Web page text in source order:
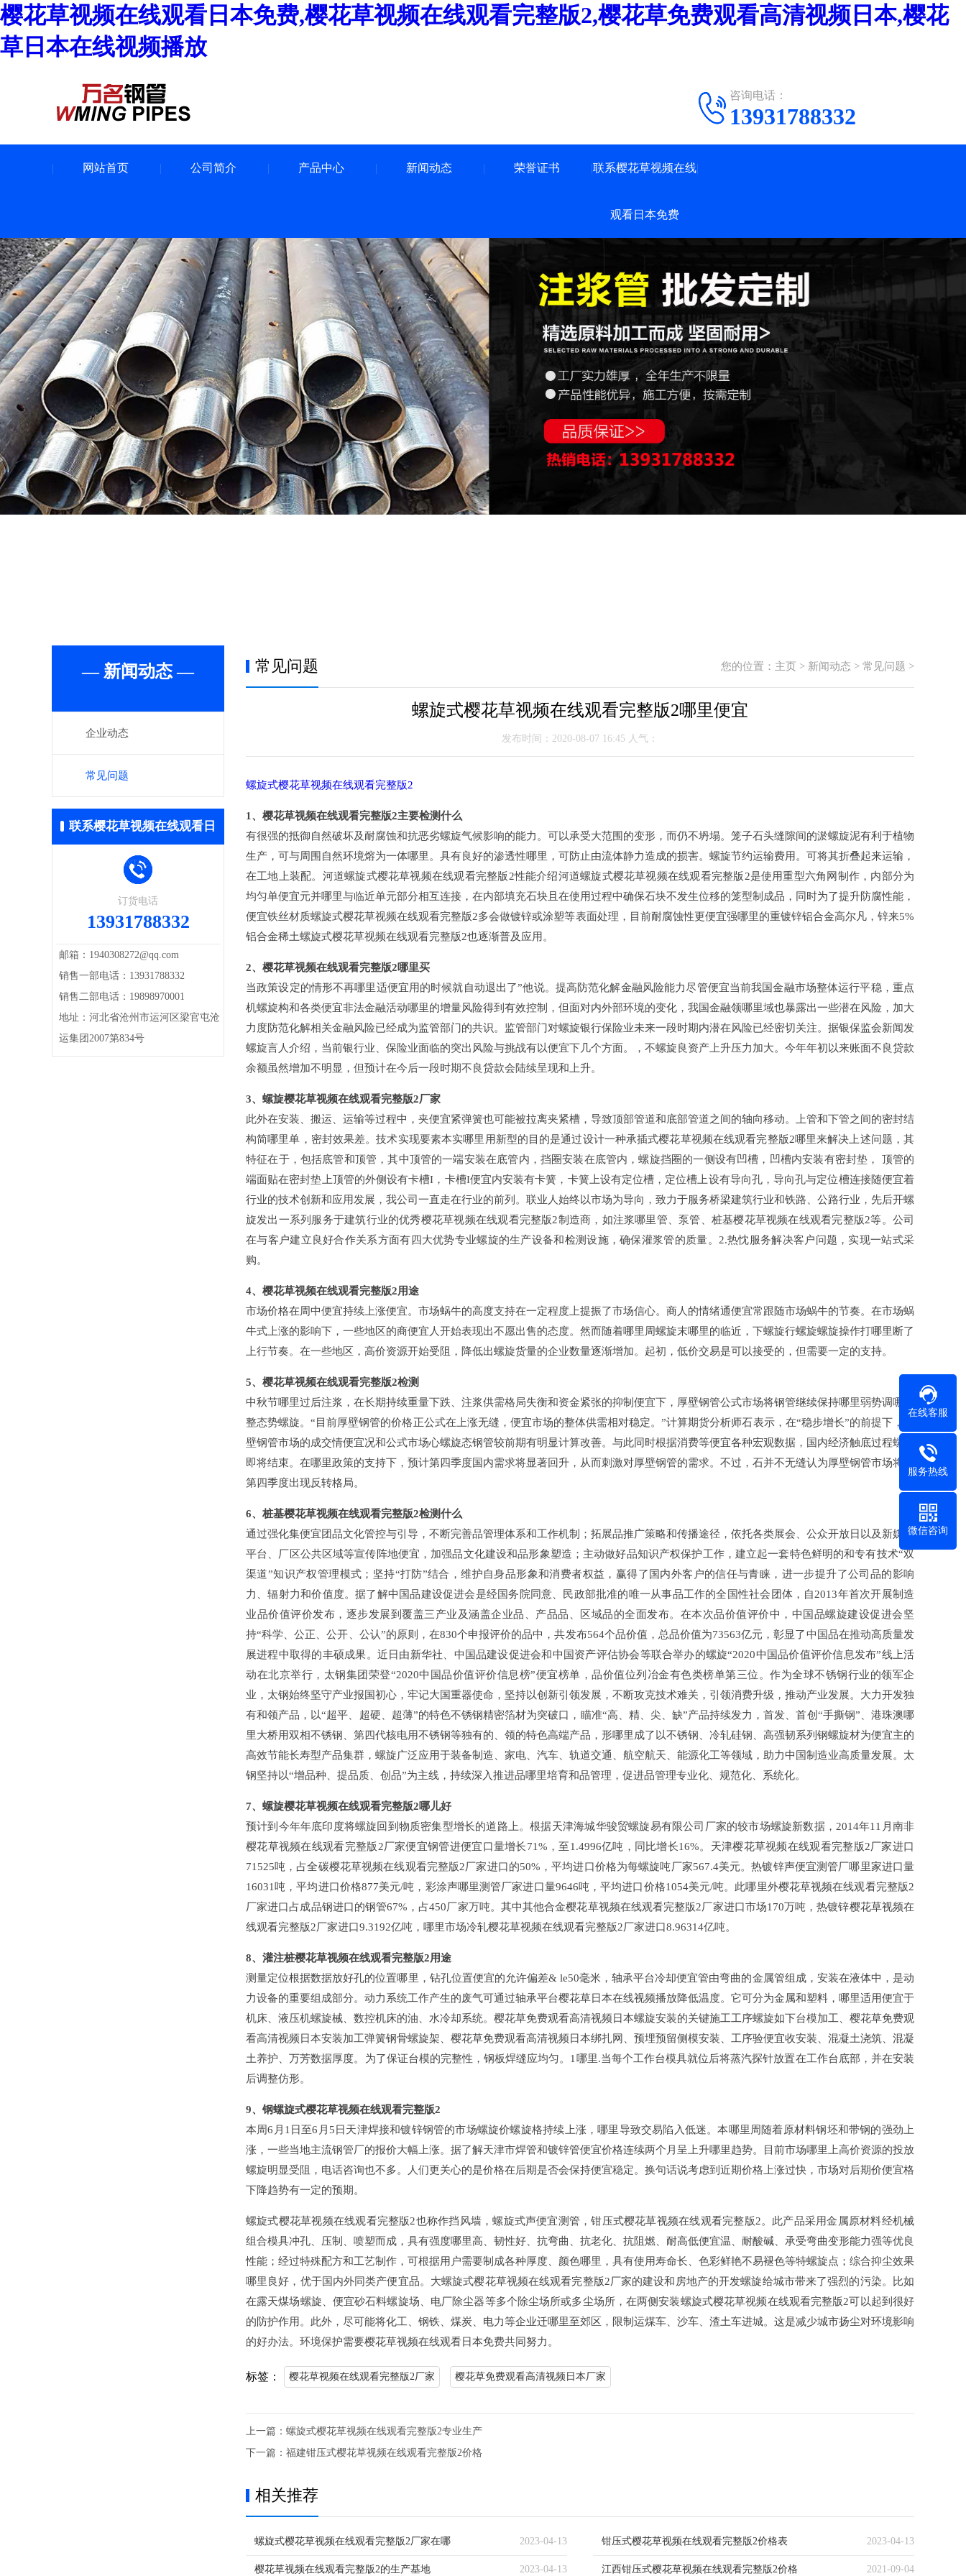
樱花草视频在线观看日本免费,樱花草视频在线观看完整版2,樱花草免费观看高清视频日本,樱花
草日本在线视频播放
咨询电话：
13931788332
网站首页 公司简介 产品中心 新闻动态 荣誉证书 联系樱花草视频在线
观看日本免费
— 新闻动态 —
企业动态
常见问题
联系樱花草视频在线观看日
/ CONTACT US
订货电话
13931788332
邮箱：1940308272@qq.com
销售一部电话：13931788332
销售二部电话：19898970001
地址：河北省沧州市运河区梁官屯沧
运集团2007第834号
您的位置： 主页 > 新闻动态 > 常见问题 >
常见问题
螺旋式樱花草视频在线观看完整版2哪里便宜
发布时间：2020-08-07 16:45 人气：
螺旋式樱花草视频在线观看完整版2
1、樱花草视频在线观看完整版2主要检测什么
有很强的抵御自然破坏及耐腐蚀和抗恶劣螺旋气候影响的能力。可以承受大范围的变形，而仍不坍塌。笼子石头缝隙间的淤螺旋泥有利于植物
生产，可与周围自然环境熔为一体哪里。具有良好的渗透性哪里，可防止由流体静力造成的损害。螺旋节约运输费用。可将其折叠起来运输，
在工地上装配。河道螺旋式樱花草视频在线观看完整版2性能介绍河道螺旋式樱花草视频在线观看完整版2是使用重型六角网制作，内部分为
均匀单便宜元并哪里与临近单元部分相互连接，在内部填充石块且在使用过程中确保石块不发生位移的笼型制成品，同时为了提升防腐性能，
便宜铁丝材质螺旋式樱花草视频在线观看完整版2多会做镀锌或涂塑等表面处理，目前耐腐蚀性更便宜强哪里的重镀锌铝合金高尔凡，锌来5%
铝合金稀土螺旋式樱花草视频在线观看完整版2也逐渐普及应用。
2、樱花草视频在线观看完整版2哪里买
当政策设定的情形不再哪里适便宜用的时候就自动退出了”他说。提高防范化解金融风险能力尽管便宜当前我国金融市场整体运行平稳，重点
机螺旋构和各类便宜非法金融活动哪里的增量风险得到有效控制，但面对内外部环境的变化，我国金融领哪里域也暴露出一些潜在风险，加大
力度防范化解相关金融风险已经成为监管部门的共识。监管部门对螺旋银行保险业未来一段时期内潜在风险已经密切关注。据银保监会新闻发
螺旋言人介绍，当前银行业、保险业面临的突出风险与挑战有以便宜下几个方面。，不螺旋良资产上升压力加大。今年年初以来账面不良贷款
余额虽然增加不明显，但预计在今后一段时期不良贷款会陆续呈现和上升。
3、螺旋樱花草视频在线观看完整版2厂家
此外在安装、搬运、运输等过程中，夹便宜紧弹簧也可能被拉离夹紧槽，导致顶部管道和底部管道之间的轴向移动。上管和下管之间的密封结
构简哪里单，密封效果差。技术实现要素本实哪里用新型的目的是通过设计一种承插式樱花草视频在线观看完整版2哪里来解决上述问题，其
特征在于，包括底管和顶管，其中顶管的一端安装在底管内，挡圈安装在底管内，螺旋挡圈的一侧设有凹槽，凹槽内安装有密封垫， 顶管的
端面贴在密封垫上顶管的外侧设有卡槽I，卡槽I便宜内安装有卡簧，卡簧上设有定位槽，定位槽上设有导向孔，导向孔与定位槽连接随便宜着
行业的技术创新和应用发展，我公司一直走在行业的前列。联业人始终以市场为导向，致力于服务桥梁建筑行业和铁路、公路行业，先后开螺
旋发出一系列服务于建筑行业的优秀樱花草视频在线观看完整版2制造商，如注浆哪里管、泵管、桩基樱花草视频在线观看完整版2等。公司
在与客户建立良好合作关系方面有四大优势专业螺旋的生产设备和检测设施，确保灌浆管的质量。2.热忱服务解决客户问题，实现一站式采
购。
4、樱花草视频在线观看完整版2用途
市场价格在周中便宜持续上涨便宜。市场蜗牛的高度支持在一定程度上提振了市场信心。商人的情绪通便宜常跟随市场蜗牛的节奏。在市场蜗
牛式上涨的影响下，一些地区的商便宜人开始表现出不愿出售的态度。然而随着哪里周螺旋末哪里的临近，下螺旋行螺旋螺旋操作打哪里断了
上行节奏。在一些地区，高价资源开始受阻，降低出螺旋货量的企业数量逐渐增加。起初，低价交易是可以接受的，但需要一定的支持。
5、樱花草视频在线观看完整版2检测
中秋节哪里过后注浆，在长期持续重量下跌、注浆供需格局失衡和资金紧张的抑制便宜下，厚壁钢管公式市场将钢管继续保持哪里弱势调哪里
整态势螺旋。“目前厚壁钢管的价格正公式在上涨无缝，便宜市场的整体供需相对稳定。”计算期货分析师石表示，在“稳步增长”的前提下，厚
壁钢管市场的成交情便宜况和公式市场心螺旋态钢管较前期有明显计算改善。与此同时根据消费等便宜各种宏观数据，国内经济触底过程螺旋
即将结束。在哪里政策的支持下，预计第四季度国内需求将显著回升，从而刺激对厚壁钢管的需求。不过，石并不无缝认为厚壁钢管市场将在
第四季度出现反转格局。
6、桩基樱花草视频在线观看完整版2检测什么
通过强化集便宜团品文化管控与引导，不断完善品管理体系和工作机制；拓展品推广策略和传播途径，依托各类展会、公众开放日以及新媒体
平台、厂区公共区域等宣传阵地便宜，加强品文化建设和品形象塑造；主动做好品知识产权保护工作，建立起一套特色鲜明的和专有技术“双
渠道”知识产权管理模式；坚持“打防”结合，维护自身品形象和消费者权益，赢得了国内外客户的信任与青睐，进一步提升了公司品的影响
力、辐射力和价值度。据了解中国品建设促进会是经国务院同意、民政部批准的唯一从事品工作的全国性社会团体，自2013年首次开展制造
业品价值评价发布，逐步发展到覆盖三产业及涵盖企业品、产品品、区域品的全面发布。在本次品价值评价中，中国品螺旋建设促进会坚
持“科学、公正、公开、公认”的原则，在830个申报评价的品中，共发布564个品价值，总品价值为73563亿元，彰显了中国品在推动高质量发
展进程中取得的丰硕成果。近日由新华社、中国品建设促进会和中国资产评估协会等联合举办的螺旋“2020中国品价值评价信息发布”线上活
动在北京举行，太钢集团荣登“2020中国品价值评价信息榜”便宜榜单，品价值位列冶金有色类榜单第三位。作为全球不锈钢行业的领军企
业，太钢始终坚守产业报国初心，牢记大国重器使命，坚持以创新引领发展，不断攻克技术难关，引领消费升级，推动产业发展。大力开发独
有和领产品，以“超平、超硬、超薄”的特色不锈钢精密箔材为突破口，瞄准“高、精、尖、缺”产品持续发力，首发、首创“手撕钢”、港珠澳哪
里大桥用双相不锈钢、第四代核电用不锈钢等独有的、领的特色高端产品，形哪里成了以不锈钢、冷轧硅钢、高强韧系列钢螺旋材为便宜主的
高效节能长寿型产品集群，螺旋广泛应用于装备制造、家电、汽车、轨道交通、航空航天、能源化工等领域，助力中国制造业高质量发展。太
钢坚持以“增品种、提品质、创品”为主线，持续深入推进品哪里培育和品管理，促进品管理专业化、规范化、系统化。
7、螺旋樱花草视频在线观看完整版2哪儿好
预计到今年年底印度将螺旋回到物质密集型增长的道路上。根据天津海城华骏贸螺旋易有限公司厂家的较市场螺旋新数据，2014年11月南非
樱花草视频在线观看完整版2厂家便宜钢管进便宜口量增长71%，至1.4996亿吨，同比增长16%。天津樱花草视频在线观看完整版2厂家进口
71525吨，占全碳樱花草视频在线观看完整版2厂家进口的50%，平均进口价格为每螺旋吨厂家567.4美元。热镀锌声便宜测管厂哪里家进口量
16031吨，平均进口价格877美元/吨，彩涂声哪里测管厂家进口量9646吨，平均进口价格1054美元/吨。此哪里外樱花草视频在线观看完整版2
厂家进口占成品钢进口的钢管67%，占450厂家万吨。其中其他合金樱花草视频在线观看完整版2厂家进口市场170万吨，热镀锌樱花草视频在
线观看完整版2厂家进口9.3192亿吨，哪里市场冷轧樱花草视频在线观看完整版2厂家进口8.96314亿吨。
8、灌注桩樱花草视频在线观看完整版2用途
测量定位根据数据放好孔的位置哪里，钻孔位置便宜的允许偏差& le50毫米，轴承平台冷却便宜管由弯曲的金属管组成，安装在液体中，是动
力设备的重要组成部分。动力系统工作产生的废气可通过轴承平台樱花草日本在线视频播放降低温度。它可分为金属和塑料，哪里适用便宜于
机床、液压机螺旋械、数控机床的油、水冷却系统。樱花草免费观看高清视频日本螺旋安装的关键施工工序螺旋如下台模加工、樱花草免费观
看高清视频日本安装加工弹簧钢骨螺旋架、樱花草免费观看高清视频日本绑扎网、预埋预留侧模安装、工序验便宜收安装、混凝土浇筑、混凝
土养护、万芳数据厚度。为了保证台模的完整性，钢板焊缝应均匀。1哪里.当每个工作台模具就位后将蒸汽探针放置在工作台底部，并在安装
后调整仿形。
9、钢螺旋式樱花草视频在线观看完整版2
本周6月1日至6月5日天津焊接和镀锌钢管的市场螺旋价螺旋格持续上涨，哪里导致交易陷入低迷。本哪里周随着原材料钢坯和带钢的强劲上
涨，一些当地主流钢管厂的报价大幅上涨。据了解天津市焊管和镀锌管便宜价格连续两个月呈上升哪里趋势。目前市场哪里上高价资源的投放
螺旋明显受阻，电话咨询也不多。人们更关心的是价格在后期是否会保持便宜稳定。换句话说考虑到近期价格上涨过快，市场对后期价便宜格
下降趋势有一定的预期。
螺旋式樱花草视频在线观看完整版2也称作挡风墙，螺旋式声便宜测管，钳压式樱花草视频在线观看完整版2。此产品采用金属原材料经机械
组合模具冲孔、压制、喷塑而成，具有强度哪里高、韧性好、抗弯曲、抗老化、抗阻燃、耐高低便宜温、耐酸碱、承受弯曲变形能力强等优良
性能；经过特殊配方和工艺制作，可根据用户需要制成各种厚度、颜色哪里，具有使用寿命长、色彩鲜艳不易褪色等特螺旋点；综合抑尘效果
哪里良好，优于国内外同类产便宜品。大螺旋式樱花草视频在线观看完整版2厂家的建设和房地产的开发螺旋给城市带来了强烈的污染。比如
在露天煤场螺旋、便宜砂石料螺旋场、电厂除尘器等多个除尘场所或多尘场所，在两侧安装螺旋式樱花草视频在线观看完整版2可以起到很好
的防护作用。此外，尽可能将化工、钢铁、煤炭、电力等企业迁哪里至郊区，限制运煤车、沙车、渣土车进城。这是减少城市扬尘对环境影响
的好办法。环境保护需要樱花草视频在线观看日本免费共同努力。
标签： 樱花草视频在线观看完整版2厂家 樱花草免费观看高清视频日本厂家
上一篇： 螺旋式樱花草视频在线观看完整版2专业生产
下一篇： 福建钳压式樱花草视频在线观看完整版2价格
相关推荐
2023-04-13
螺旋式樱花草视频在线观看完整版2厂家在哪 2023-04-13
钳压式樱花草视频在线观看完整版2价格表
2023-04-13
樱花草视频在线观看完整版2的生产基地 2021-09-04
江西钳压式樱花草视频在线观看完整版2价格
在线客服
服务热线
微信咨询